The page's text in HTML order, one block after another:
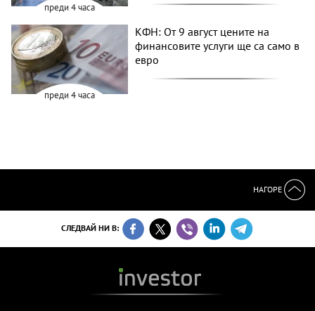
преди 4 часа
преди 4 часа
КФН: От 9 август цените на
финансовите услуги ще са само в
евро
НАГОРЕ
СЛЕДВАЙ НИ В: